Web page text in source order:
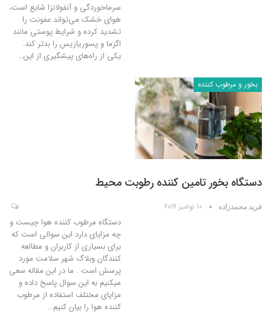
سرماخوردگی و آنفولانزا شایع است،
هوای خشک می‌تواند عفونت را
تشدید کرده و شرایط پوستی مانند
اگزما و پسوریازیس را بدتر کند.
یکی از راه‌های پیشگیری از این…
بخور و مرطوب کننده
دستگاه بخور تامین کننده رطوبت محیط
فرید محمدزاده 10 نوامبر 2019
دستگاه مرطوب کننده هوا چیست و
چه مزایای دارد این سوالی است که
برای بسیاری از کاربران و مطالعه
کنندگان وبلاگ شهر سلامت مورد
پرسش است . ما در این مقاله سعی
میکنیم به این سوال پاسخ داده و
مزایای مختلف استفاده از مرطوب
کننده هوا را بیان کنیم…